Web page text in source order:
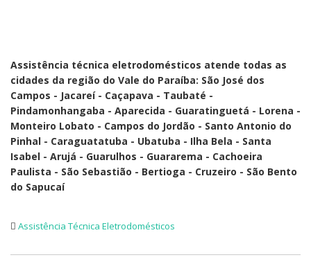
Assistência técnica eletrodomésticos atende todas as
cidades da região do Vale do Paraíba: São José dos
Campos - Jacareí - Caçapava - Taubaté -
Pindamonhangaba - Aparecida - Guaratinguetá - Lorena -
Monteiro Lobato - Campos do Jordão - Santo Antonio do
Pinhal - Caraguatatuba - Ubatuba - Ilha Bela - Santa
Isabel - Arujá - Guarulhos - Guararema - Cachoeira
Paulista - São Sebastião - Bertioga - Cruzeiro - São Bento
do Sapucaí
Assistência Técnica Eletrodomésticos